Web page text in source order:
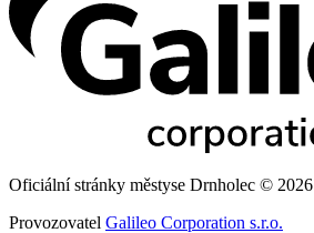
Oficiální stránky městyse Drnholec © 2026
Provozovatel Galileo Corporation s.r.o.